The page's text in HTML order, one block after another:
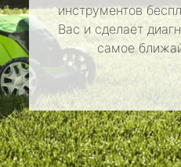
инструментов
Вас и сделает
самое